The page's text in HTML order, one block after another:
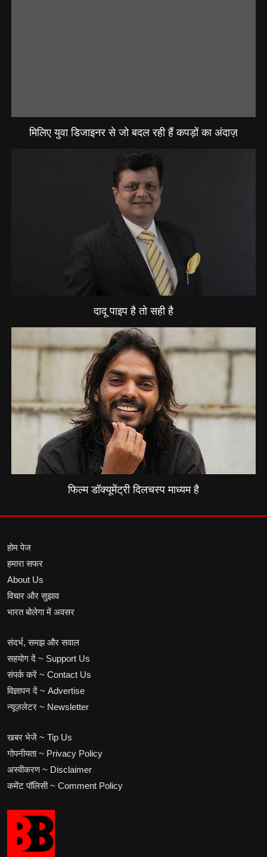
मिलिए युवा डिजाइनर से जो बदल रही हैं कपड़ों का अंदाज़
दादू पाइप है तो सही है
फिल्म डॉक्यूमेंट्री दिलचस्प माध्यम है
होम पेज
हमारा सफर
About Us
विचार और सुझाव
भारत बोलेगा में अवसर
संदर्भ, समझ और सवाल
सहयोग दें ~ Support Us
संपर्क करें ~ Contact Us
विज्ञापन दें ~ Advertise
न्यूज़लेटर ~ Newsletter
खबर भेजें ~ Tip Us
गोपनीयता ~ Privacy Policy
अस्वीकरण ~ Disclaimer
कमेंट पॉलिसी ~ Comment Policy